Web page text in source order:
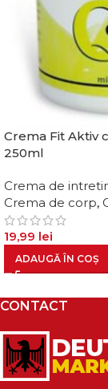
Crema Fit Aktiv
250ml
Crema de
Crema de corp,
19,99 lei
ADAUGĂ ÎN COȘ
CONTACT